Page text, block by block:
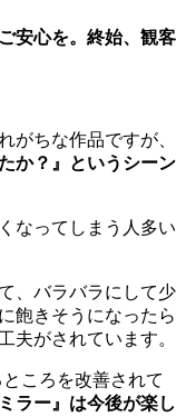
安心を。終始、観客
がちな作品ですが、
か？』というシーン
なってしまう人多い
、バラバラにして少
飽きそうになったら
夫がされています。
ころを改善されて
ラー』は今後が楽し